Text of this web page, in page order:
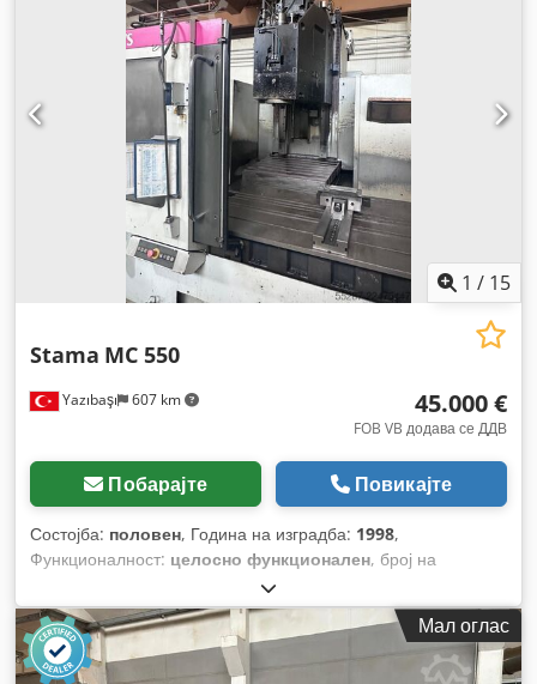
1 / 15
Yazıbaşı 607 km
Stama MC 550
45.000 €
FOB VB додава се ДДВ
Побарајте Повикајте
Состојба: половен, Година на изградба: 1998,
Функционалност: целосно функционален, број на
, моќност на моторот на вретено:
30.000 W, растојание на движење на Х-оската:3.000 мм,
движење по оската Y:
1.000 мм, растојание на движење Z-
оска:700 мм, тип на влезен струја:
, брзина на
Мал оглас